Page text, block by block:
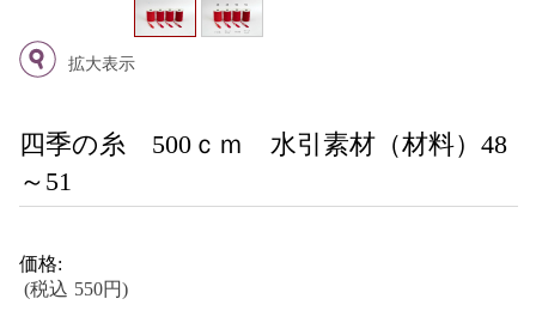
拡大表示
四季の糸 500ｃｍ 水引素材（材料）48
～51
価格:
(税込 550円)